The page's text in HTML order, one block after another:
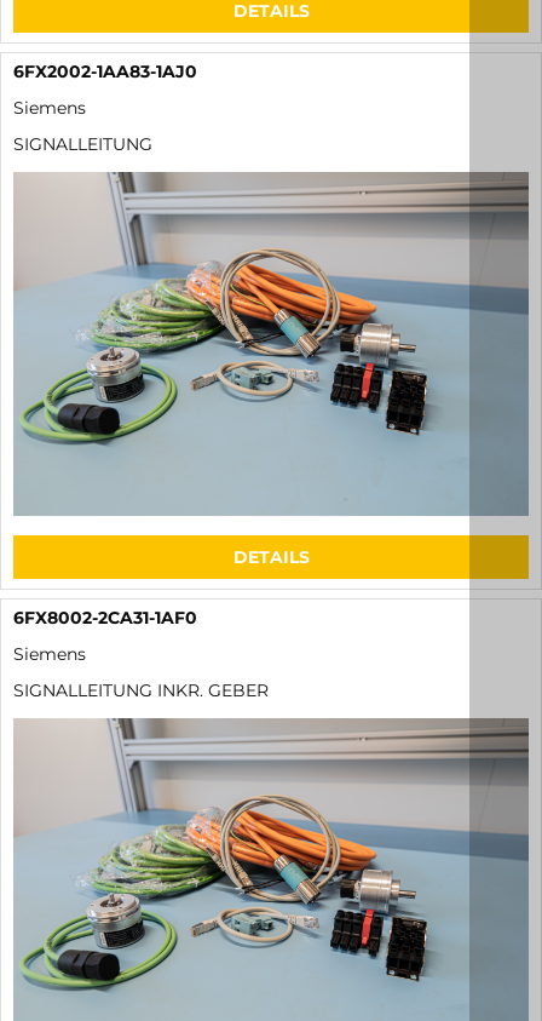
DETAILS
6FX2002-1AA83-1AJ0
Siemens
SIGNALLEITUNG
DETAILS
6FX8002-2CA31-1AF0
Siemens
SIGNALLEITUNG INKR. GEBER